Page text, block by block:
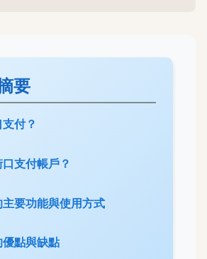
要
付？
支付帳戶？
要功能與使用方式
點與缺點